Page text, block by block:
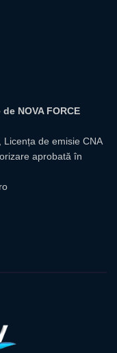
NOVA FORCE
de emisie CNA
aprobată în